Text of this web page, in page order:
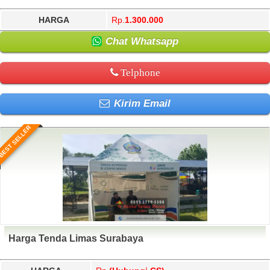
HARGA Rp. 1.300.000
Chat Whatsapp
Telphone
Kirim Email
SELLER
Harga Tenda Limas Surabaya